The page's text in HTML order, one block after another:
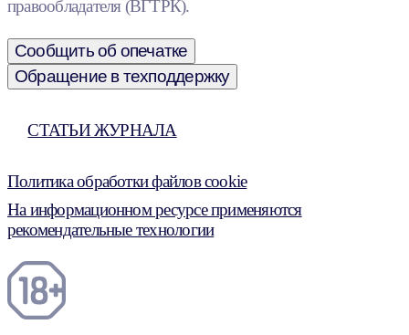
правообладателя (ВГТРК).
Сообщить об опечатке
Обращение в техподдержку
СТАТЬИ ЖУРНАЛА
Политика обработки файлов cookie
На информационном ресурсе применяются
рекомендательные технологии